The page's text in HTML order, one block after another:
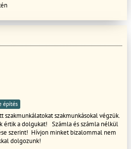
építés
szakmunkásokal végzük.
értik a dolgukat! Számla és számla nélkül
szerint! Hívjon minket bizalommal nem
dolgozunk!